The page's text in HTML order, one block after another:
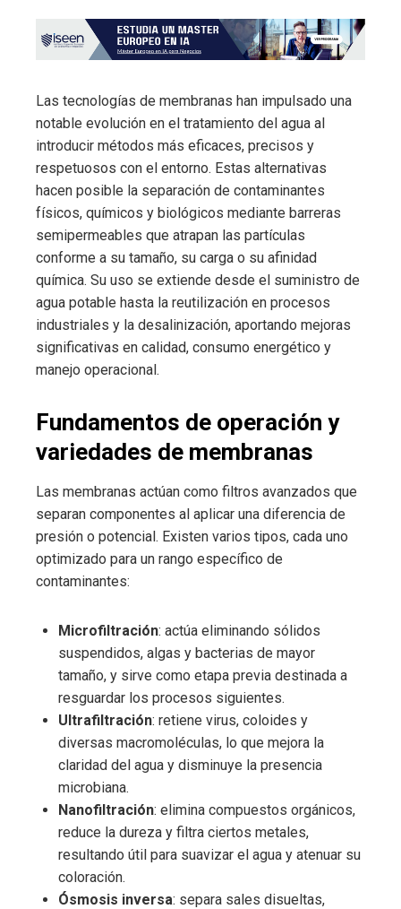
Las tecnologías de membranas han impulsado una
notable evolución en el tratamiento del agua al
introducir métodos más eficaces, precisos y
respetuosos con el entorno. Estas alternativas
hacen posible la separación de contaminantes
físicos, químicos y biológicos mediante barreras
semipermeables que atrapan las partículas
conforme a su tamaño, su carga o su afinidad
química. Su uso se extiende desde el suministro de
agua potable hasta la reutilización en procesos
industriales y la desalinización, aportando mejoras
significativas en calidad, consumo energético y
manejo operacional.
Fundamentos de operación y
variedades de membranas
Las membranas actúan como filtros avanzados que
separan componentes al aplicar una diferencia de
presión o potencial. Existen varios tipos, cada uno
optimizado para un rango específico de
contaminantes:
Microfiltración: actúa eliminando sólidos
suspendidos, algas y bacterias de mayor
tamaño, y sirve como etapa previa destinada a
resguardar los procesos siguientes.
Ultrafiltración: retiene virus, coloides y
diversas macromoléculas, lo que mejora la
claridad del agua y disminuye la presencia
microbiana.
Nanofiltración: elimina compuestos orgánicos,
reduce la dureza y filtra ciertos metales,
resultando útil para suavizar el agua y atenuar su
coloración.
Ósmosis inversa: separa sales disueltas,